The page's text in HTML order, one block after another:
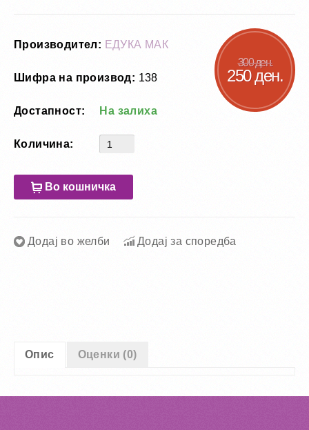
300 ден.
250 ден.
Производител: ЕДУКА МАК
Шифра на производ: 138
Достапност: На залиха
Количина:
Во кошничка
Додај во желби Додај за споредба
Опис Оценки (0)